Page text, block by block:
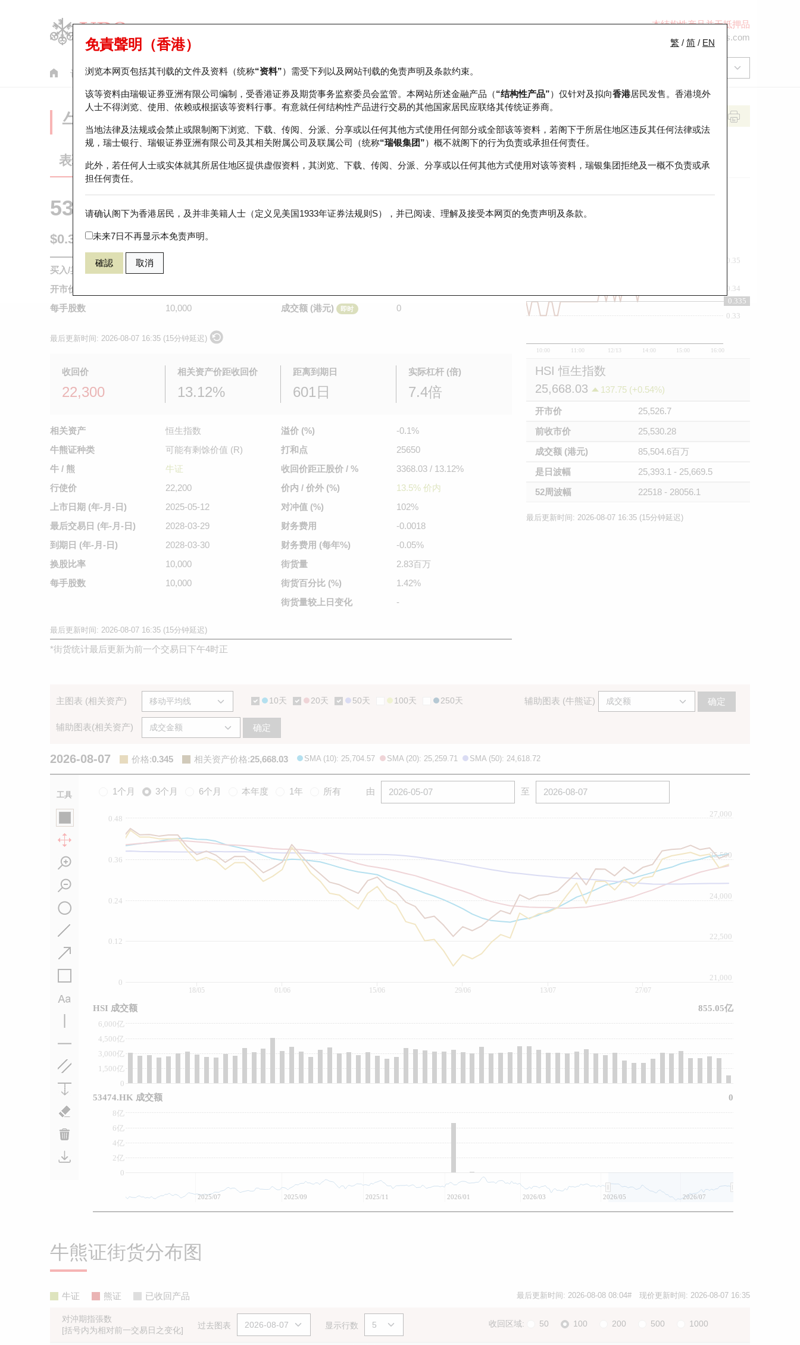
本结构性产品并无抵押品
ol-hkwarrants@ubs.com
认股证 牛熊证 美股指数产品 轮证市场统计 正股数据及市场统计 瑞银轮证教室
繁 / 简 / EN
免責聲明（香港）
浏览本网页包括其刊载的文件及资料（统称“资料”）需受下列以及网站刊载的免责声明及条款约束。
该等资料由瑞银证券亚洲有限公司编制，受香港证券及期货事务监察委员会监管。本网站所述金融产品（“结构性产品”）仅针对及拟向香港居民发售。香港境外
人士不得浏览、使用、依赖或根据该等资料行事。有意就任何结构性产品进行交易的其他国家居民应联络其传统证券商。
当地法律及法规或会禁止或限制阁下浏览、下载、传阅、分派、分享或以任何其他方式使用任何部分或全部该等资料，若阁下于所居住地区违反其任何法律或法
规，瑞士银行、瑞银证券亚洲有限公司及其相关附属公司及联属公司（统称“瑞银集团”）概不就阁下的行为负责或承担任何责任。
此外，若任何人士或实体就其所居住地区提供虚假资料，其浏览、下载、传阅、分派、分享或以任何其他方式使用对该等资料，瑞银集团拒绝及一概不负责或承
担任何责任。
请确认阁下为香港居民，及并非美籍人士（定义见美国1933年证券法规则S），并已阅读、理解及接受本网页的免责声明及条款。
未来7日不再显示本免责声明。
確認 取消
牛熊证分析仪
表现 街货统计 比较
53474 瑞银牛证 HSI 恒生指数
$0.345 0.01 (+2.98%) 即时
买入/卖出价
开市价
每手股数
10,000
成交额 (港元)
即时 0
最后更新时间: 2026-08-07 16:35 (15分钟延迟)
收回价
22,300
相关资产价距收回价
13.12%
距离到期日
601日
实际杠杆 (倍)
7.4倍
相关资产
恒生指数
牛熊证种类
可能有剩馀价值 (R)
牛 / 熊
牛证
行使价
22,200
上市日期 (年-月-日)
2025-05-12
最后交易日 (年-月-日)
2028-03-29
到期日 (年-月-日)
2028-03-30
换股比率
10,000
每手股数
10,000
溢价 (%)
-0.1%
打和点
25650
收回价距正股价 / %
3368.03 / 13.12%
价内 / 价外 (%)
13.5% 价内
对冲值 (%)
102%
财务费用
-0.0018
财务费用 (每年%)
-0.05%
街货量
2.83百万
街货百分比 (%)
1.42%
街货量较 上日变化 -
最后更新时间: 2026-08-07 16:35 (15分钟延迟)
*街货统计最后更新为前一个交易日下午4时正
10:00 11:00 12/13 14:00 15:00 16:00
0.33
0.34
0.35
0.335
HSI 恒生指数
25,668.03
137.75 (+0.54%)
开市价
25,526.7
前收市价
25,530.28
成交额 (港元)
85,504.6百万
是日波幅
25,393.1 - 25,669.5
52周波幅
22518 - 28056.1
最后更新时间: 2026-08-07 16:35 (15分钟延迟)
主图表 (相关资产) 10天 20天 50天 100天 250天 辅助图表 (牛熊证) 确定
辅助图表(相关资产) 确定
2026-08-07 价格:0.345 相关资产价格:25,668.03 SMA (10): 25,704.57 SMA (20): 25,259.71 SMA (50): 24,618.72
工具 1个月 3个月 6个月 本年度 1年 所有 由 至
0
0.12
0.24
0.36
0.48
22,500
21,000
24,000
25,500
27,000
0
1,500亿
3,000亿
4,500亿
6,000亿
0
2亿
4亿
6亿
8亿
18/05 01/06 15/06 29/06 13/07 27/07
2025/07 2025/09 2025/11 2026/01 2026/03 2026/05 2026/07
HSI 成交额 855.05亿
53474.HK 成交额 0
牛熊证街货分布图
牛证 熊证 已收回产品 最后更新时间: 2026-08-08 08:04# 现价更新时间: 2026-08-07 16:35
对沖期指張数
[括号内为相对前一交易日之变化]
过去图表 显示行数 收回区域: 50 100 200 500 1000